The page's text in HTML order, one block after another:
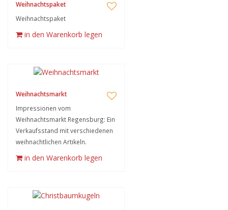
Weihnachtspaket
Weihnachtspaket
in den Warenkorb legen
Weihnachtsmarkt
Impressionen vom
Weihnachtsmarkt Regensburg: Ein
Verkaufsstand mit verschiedenen
weihnachtlichen Artikeln.
in den Warenkorb legen